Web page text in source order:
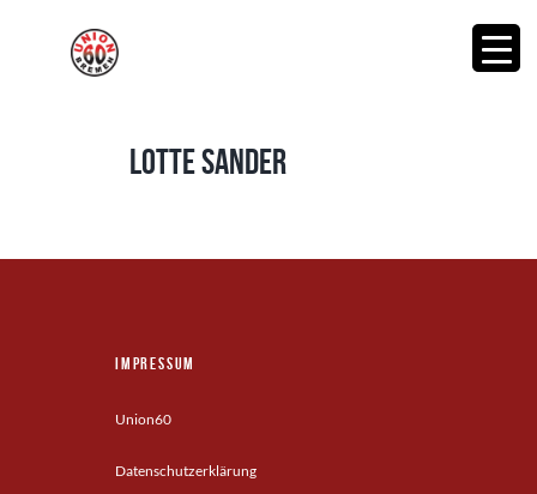
Lotte Sander
Impressum
Union60
Datenschutzerklärung